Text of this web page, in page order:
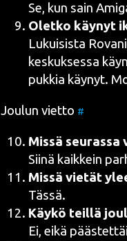
Se, kun sain
Olet­ko käy­nyt
Lukui­sis­ta
kes­kuk­ses­sa
puk­kia käy­nyt.
Jou­lun viet­to #
Mis­sä
Sii­nä kaik­kein
Mis­sä vie­tät
Tässä.
Käy­kö teil­lä
Ei, eikä